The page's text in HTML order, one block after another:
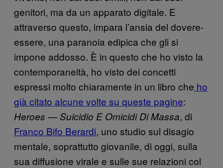
genitori, ma da un apparato digitale. E
attraverso questo, impara l’ansia del dovere-
essere, una paranoia edipica che gli si
impone addosso. È in questo che ho visto la
contemporaneità, ho visto dei concetti
espressi molto chiaramente in un libro che ho
già citato alcune volte su queste pagine:
Heroes — Suicidio E Omicidi Di Massa, di
Franco Bifo Berardi, uno studio sul disagio
mentale, soprattutto giovanile, di oggi, sulla
sua diffusione virale e sulle sue relazioni col